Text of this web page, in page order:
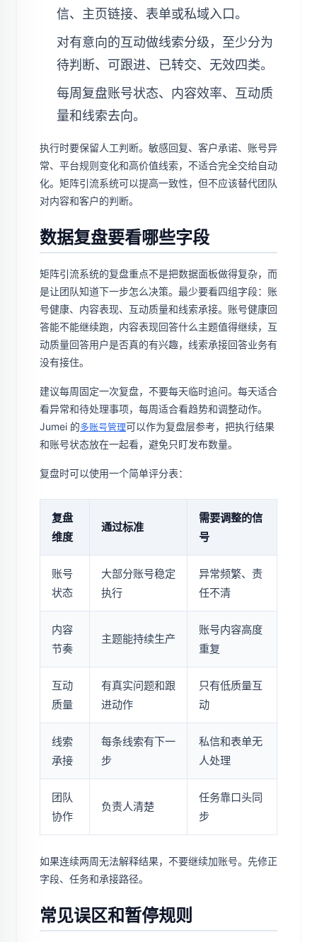
信、主页链接、表单或私域入口。
对有意向的互动做线索分级，至少分为
待判断、可跟进、已转交、无效四类。
每周复盘账号状态、内容效率、互动质
量和线索去向。
执行时要保留人工判断。敏感回复、客户承诺、账号异
常、平台规则变化和高价值线索，不适合完全交给自动
化。矩阵引流系统可以提高一致性，但不应该替代团队
对内容和客户的判断。
数据复盘要看哪些字段
矩阵引流系统的复盘重点不是把数据面板做得复杂，而
是让团队知道下一步怎么决策。最少要看四组字段：账
号健康、内容表现、互动质量和线索承接。账号健康回
答能不能继续跑，内容表现回答什么主题值得继续，互
动质量回答用户是否真的有兴趣，线索承接回答业务有
没有接住。
建议每周固定一次复盘，不要每天临时追问。每天适合
看异常和待处理事项，每周适合看趋势和调整动作。
Jumei 的多账号管理可以作为复盘层参考，把执行结果
和账号状态放在一起看，避免只盯发布数量。
复盘时可以使用一个简单评分表：
复盘
维度
通过标准
需要调整的信
号
账号
状态
大部分账号稳定
执行
异常频繁、责
任不清
内容
节奏
主题能持续生产
账号内容高度
重复
互动
质量
有真实问题和跟
进动作
只有低质量互
动
线索
承接
每条线索有下一
步
私信和表单无
人处理
团队
协作
负责人清楚
任务靠口头同
步
如果连续两周无法解释结果，不要继续加账号。先修正
字段、任务和承接路径。
常见误区和暂停规则